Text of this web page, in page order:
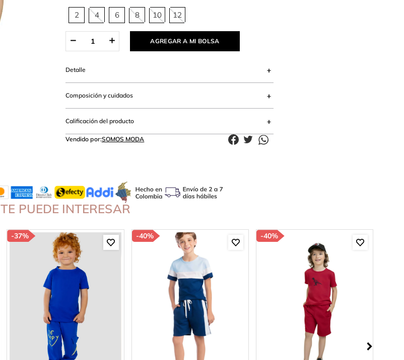
2 4 6 8 10 12
AGREGAR A MI BOLSA
Detalle
Composición y cuidados
Calificación del producto
Vendido por:SOMOS MODA
TE PUEDE INTERESAR
-37% -40% -40%